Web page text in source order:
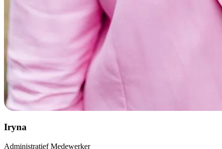
Iryna
Administratief Medewerker